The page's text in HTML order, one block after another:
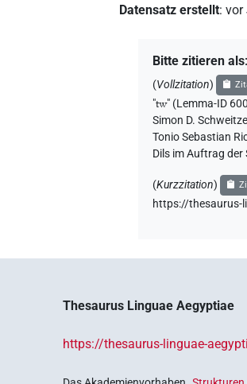
Datensatz erstellt:vor
Bitte zitieren als:
(Vollzitation)
"tw" (Lemma-ID
Simon D.
Tonio Sebastian
Dils im Auftrag
(Kurzzitation)
https://thesaurus-
Thesaurus Linguae Aegyptiae
https://thesaurus-linguae-